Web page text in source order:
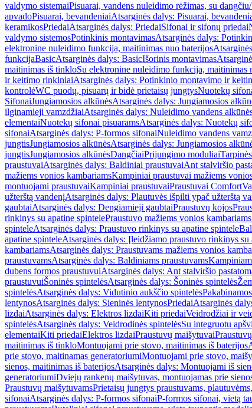
valdymo sistemaiPisuarai, vandens nuleidimo rėžimas, su
apvadoPisuarai, bevandeniaiAtsarginės dalys: Pisuarai,
keramikosPriedaiAtsarginės dalys: PriedaiSifonai ir sifonų priedai
valdymo sistemosPotinkinis montavimasAtsarginės dalys:
elektronine nuleidimo funkcija, maitinimas nuo baterijos
funkcijaBasicAtsarginės dalys: BasicIšorinis montavimas
maitinimas iš tinkloSu elektronine nuleidimo funkcija, maitinimas
ir keitimo rinkiniaiAtsarginės dalys: Potinkinio montavimo ir
kontrolėWC puodų, pisuarų ir bidė prietaisų jungtysNuotekų
SifonaiJungiamosios alkūnėsAtsarginės dalys: Jungiamosios
ilginamieji vamzdžiaiAtsarginės dalys: Nuleidimo vandens
elementaiNuotekų sifonai pisuaramsAtsarginės dalys: Nuotekų
sifonaiAtsarginės dalys: P-formos sifonaiNuleidimo vandens
jungtisJungiamosios alkūnėsAtsarginės dalys: Jungiamosios
jungtisJungiamosios alkūnėsDangčiaiPrijungimo moduliaiTarpinės
praustuvaiAtsarginės dalys: Baldiniai praustuvaiAnt stalviršio
mažiems vonios kambariamsKampiniai praustuvai mažiems
montuojami praustuvaiKampiniai praustuvaiPraustuvai Comfort
užterštą vandenįAtsarginės dalys: Plautuvės išpilti ypač užterštą
gaubtaiAtsarginės dalys: Dengiamieji gaubtaiPraustuvų kojos
rinkinys su apatine spintelePraustuvo mažiems vonios
spinteleAtsarginės dalys: Praustuvo rinkinys su apatine spintele
apatine spinteleAtsarginės dalys: Įleidžiamo praustuvo rinkinys su
kambariamsAtsarginės dalys: Praustuvams mažiems vonios
praustuvamsAtsarginės dalys: Baldiniams praustuvams
dubens formos praustuvuiAtsarginės dalys: Ant stalviršio
praustuvuiŠoninės spintelėsAtsarginės dalys: Šoninės spintelės
spintelėsAtsarginės dalys: Vidutinio aukščio spintelės
lentynosAtsarginės dalys: Sieninės lentynosPriedaiAtsarginės
lizdaiAtsarginės dalys: Elektros lizdaiKiti priedaiVeidrodžiai ir
spintelėsAtsarginės dalys: Veidrodinės spintelėsSu integruotu
elementaiKiti priedaiElektros lizdaiPraustuvų maišytuvai
maitinimas iš tinkloMontuojami prie stovo, maitinimas iš baterijos
prie stovo, maitinamas generatoriumiMontuojami prie stovo,
sienos, maitinimas iš baterijosAtsarginės dalys: Montuojami iš
generatoriumiDviejų rankenų maišytuvas, montuojamas prie
Praustuvų maišytuvamsPrietaisų jungtys praustuvams,
sifonaiAtsarginės dalys: P-formos sifonaiP-formos sifonai, vietą